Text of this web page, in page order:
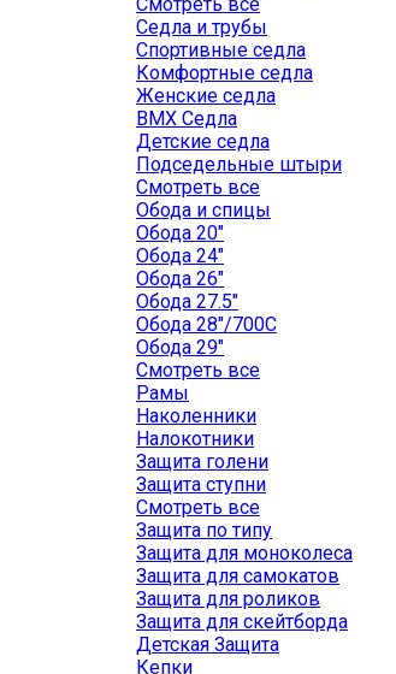
Седла и трубы
Спортивные седла
Комфортные седла
Женские седла
BMX Седла
Детские седла
Подседельные штыри
Смотреть все
Обода и спицы
Обода 20"
Обода 24"
Обода 26"
Обода 27.5"
Обода 28"/700C
Обода 29"
Смотреть все
Рамы
Наколенники
Налокотники
Защита голени
Защита ступни
Смотреть все
Защита по типу
Защита для моноколеса
Защита для самокатов
Защита для роликов
Защита для скейтборда
Детская Защита
Кепки